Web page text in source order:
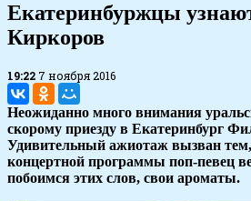
Екатеринбуржцы
Киркоров
19:22 7 ноября 2016
Неожиданно много внимания
скорому приезду в Екатеринбург
Удивительный ажиотаж вызван
концертной программы поп-певец
побоимся этих слов, свои ароматы.